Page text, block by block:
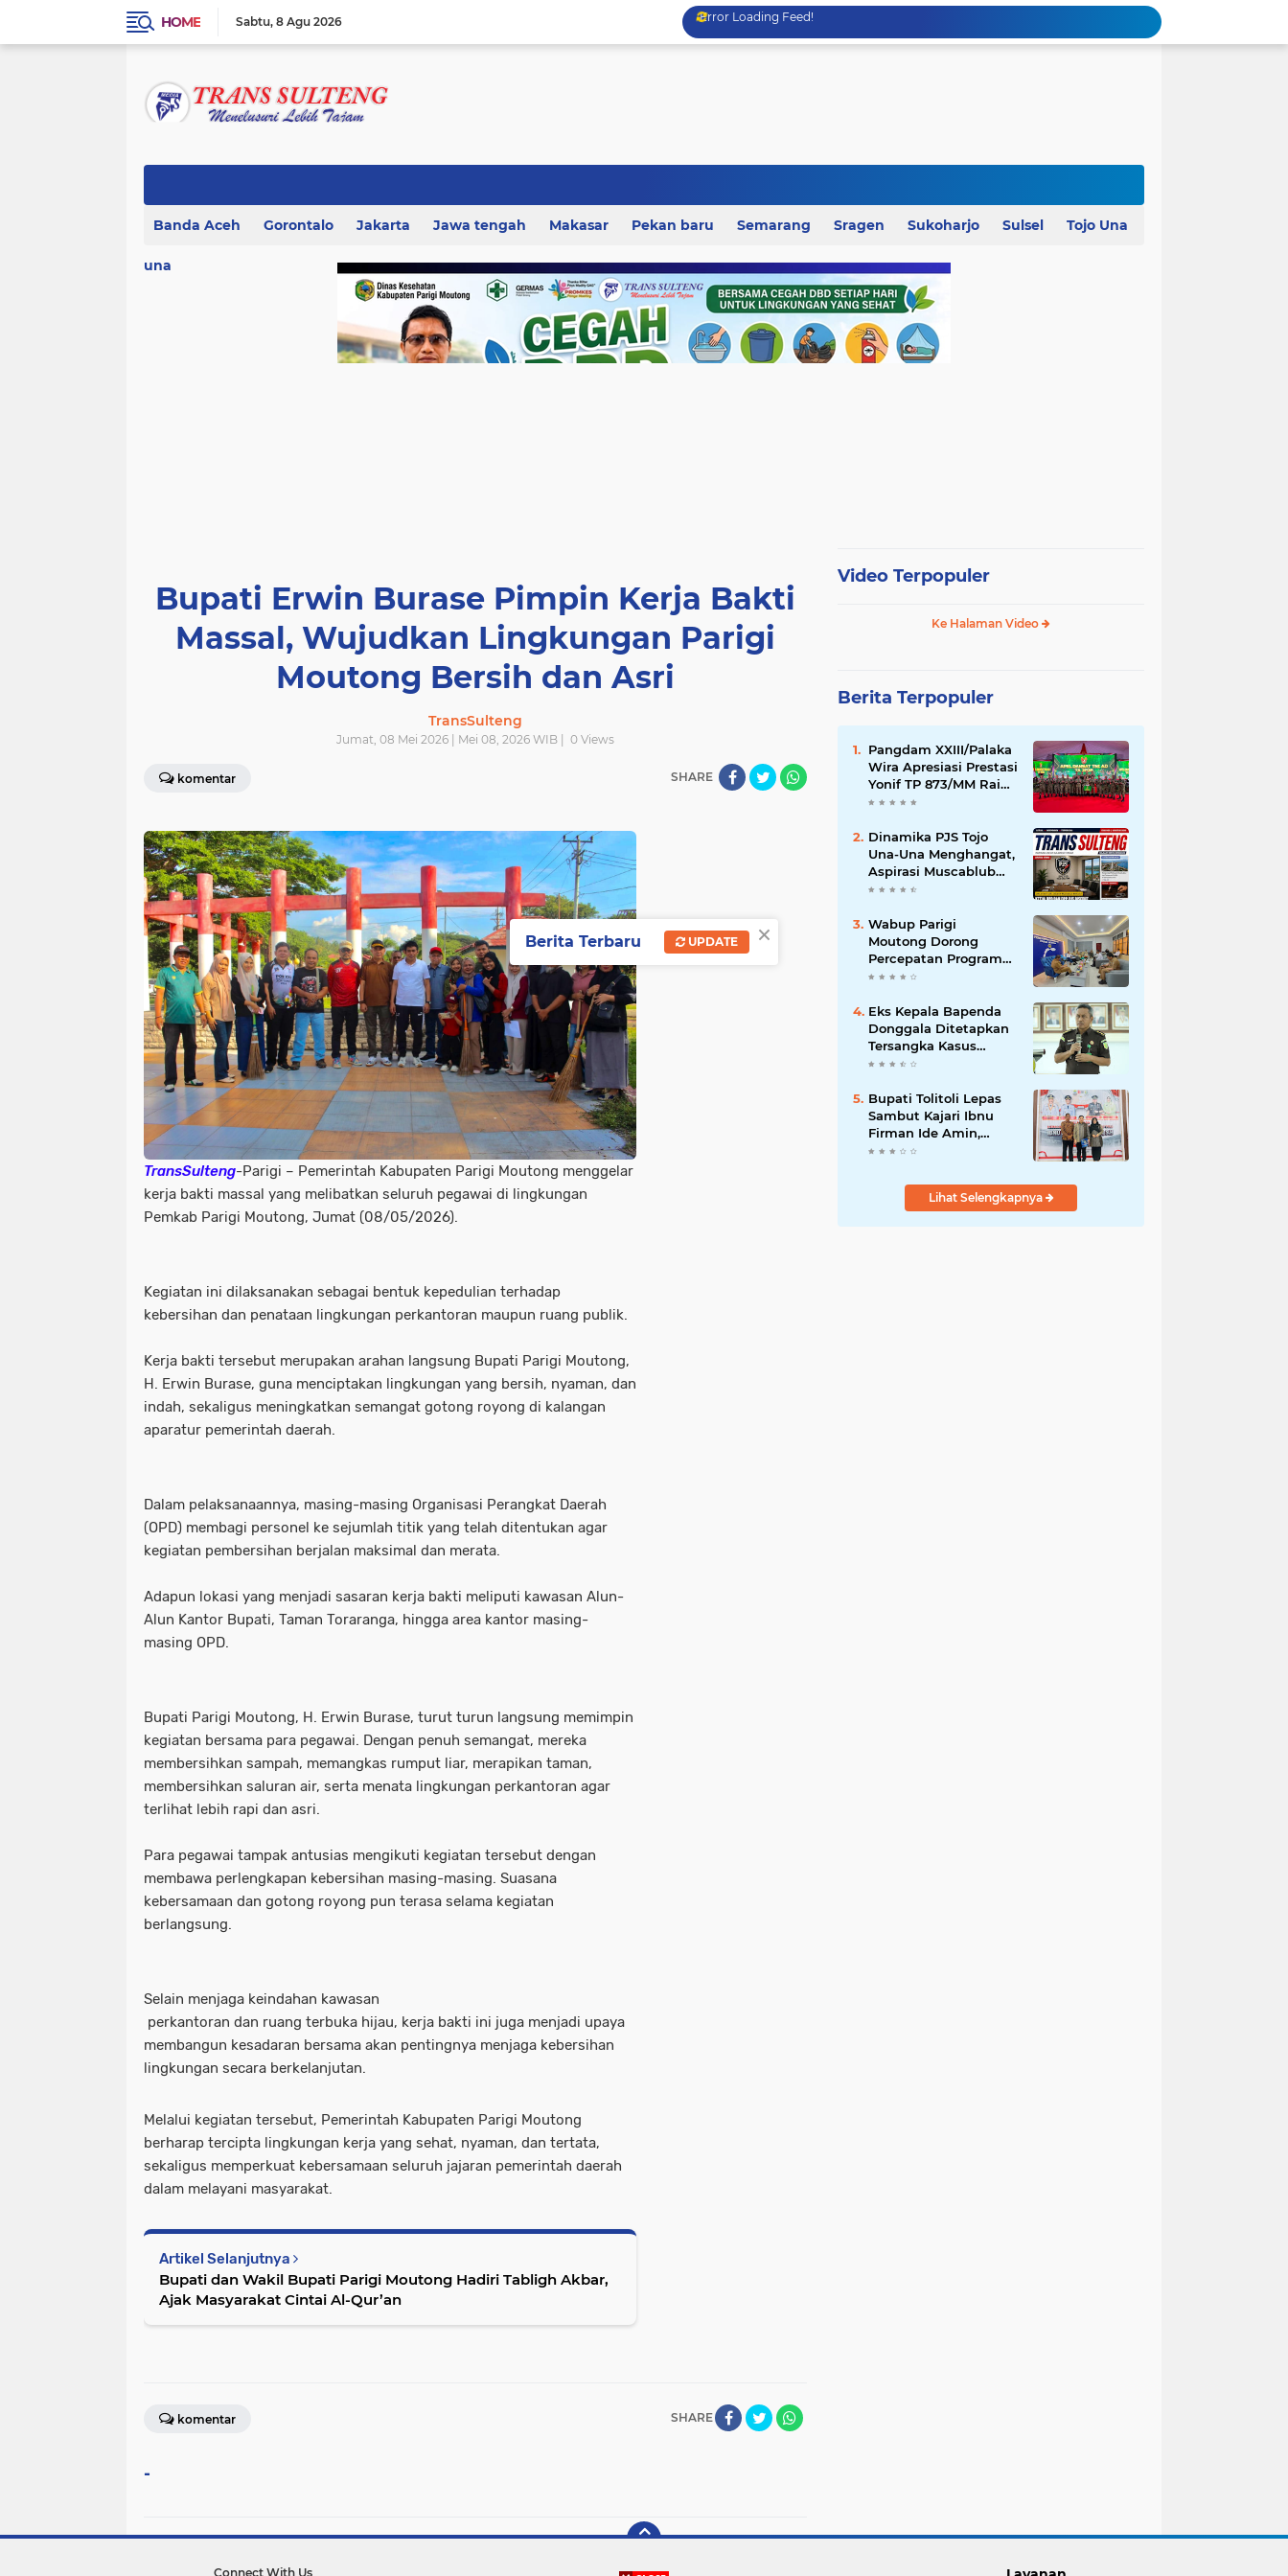
HOME Sabtu 8 Agu 2026 Error Loading Feed!
Banda Aceh Gorontalo Jakarta Jawa tengah Makasar Pekan baru Semarang Sragen Sukoharjo Sulsel Tojo Una
una
Bupati Erwin Burase Pimpin Kerja Bakti
Massal, Wujudkan Lingkungan Parigi
Moutong Bersih dan Asri
TransSulteng
Jumat, 08 Mei 2026 | Mei 08, 2026 WIB | 0 Views
komentar SHARE
TransSulteng-Parigi – Pemerintah Kabupaten Parigi Moutong menggelar
kerja bakti massal yang melibatkan seluruh pegawai di lingkungan
Pemkab Parigi Moutong, Jumat (08/05/2026).
Kegiatan ini dilaksanakan sebagai bentuk kepedulian terhadap
kebersihan dan penataan lingkungan perkantoran maupun ruang publik.
Kerja bakti tersebut merupakan arahan langsung Bupati Parigi Moutong,
H. Erwin Burase, guna menciptakan lingkungan yang bersih, nyaman, dan
indah, sekaligus meningkatkan semangat gotong royong di kalangan
aparatur pemerintah daerah.
Dalam pelaksanaannya, masing-masing Organisasi Perangkat Daerah
(OPD) membagi personel ke sejumlah titik yang telah ditentukan agar
kegiatan pembersihan berjalan maksimal dan merata.
Adapun lokasi yang menjadi sasaran kerja bakti meliputi kawasan Alun-
Alun Kantor Bupati, Taman Toraranga, hingga area kantor masing-
masing OPD.
Bupati Parigi Moutong, H. Erwin Burase, turut turun langsung memimpin
kegiatan bersama para pegawai. Dengan penuh semangat, mereka
membersihkan sampah, memangkas rumput liar, merapikan taman,
membersihkan saluran air, serta menata lingkungan perkantoran agar
terlihat lebih rapi dan asri.
Para pegawai tampak antusias mengikuti kegiatan tersebut dengan
membawa perlengkapan kebersihan masing-masing. Suasana
kebersamaan dan gotong royong pun terasa selama kegiatan
berlangsung.
Selain menjaga keindahan kawasan
perkantoran dan ruang terbuka hijau, kerja bakti ini juga menjadi upaya
membangun kesadaran bersama akan pentingnya menjaga kebersihan
lingkungan secara berkelanjutan.
Melalui kegiatan tersebut, Pemerintah Kabupaten Parigi Moutong
berharap tercipta lingkungan kerja yang sehat, nyaman, dan tertata,
sekaligus memperkuat kebersamaan seluruh jajaran pemerintah daerah
dalam melayani masyarakat.
Artikel Selanjutnya
Bupati dan Wakil Bupati Parigi Moutong Hadiri Tabligh Akbar,
Ajak Masyarakat Cintai Al-Qur’an
SHARE
komentar
-
Video Terpopuler
Ke Halaman Video
Berita Terpopuler
Pangdam XXIII/Palaka
Wira Apresiasi Prestasi
Yonif TP 873/MM Raih
Juara I Lomba PSM TNI
TNI AD TA 2026
Dinamika PJS Tojo
Una-Una Menghangat,
Aspirasi Muscablub
Menguat di Tengah
Penunjukan Plt Ketua
Wabup Parigi
Moutong Dorong
Percepatan Program
Tim Patriot
untuk Kembangkan
Potensi Daerah
Eks Kepala Bapenda
Donggala Ditetapkan
Tersangka Kasus
Korupsi Pajak
Bupati Tolitoli Lepas
Sambut Kajari Ibnu
Firman Ide Amin,
Apresiasi Dedikasi dan
Penegakan Hukum
Lihat Selengkapnya
Connect With Us
×
Berita Terbaru UPDATE